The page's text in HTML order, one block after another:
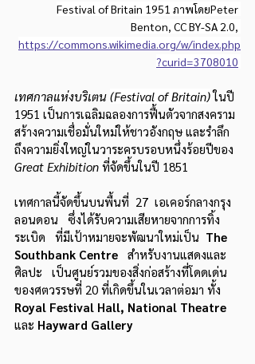
Festival of Britain 1951 ภาพโดยPeter
Benton, CC BY-SA 2.0,
https://commons.wikimedia.org/w/index.php
?curid=3708010
เทศกาลแห่งบริเตน (Festival of Britain) ในปี
1951 เป็นการเฉลิมฉลองการฟื้นตัวจากสงคราม
สร้างความเชื่อมั่นใหม่ให้ชาวอังกฤษ และรำลึก
ถึงความยิ่งใหญ่ในวาระครบรอบหนึ่งร้อยปีของ
Great Exhibition ที่จัดขึ้นในปี 1851
เทศกาลนี้จัดขึ้นบนพื้นที่  27  เอเคอร์กลางกรุง
ลอนดอน   ซึ่งได้รับความเสียหายจากการทิ้ง
ระเบิด   ที่มีเป้าหมายจะพัฒนาใหม่เป็น The
Southbank Centre
สำหรับงานแสดงและ
ศิลปะ   เป็นศูนย์รวมของสิ่งก่อสร้างที่โดดเด่น
ของศตวรรษที่ 20 ที่เกิดขึ้นในเวลาต่อมา ทั้ง
Royal Festival Hall, National Theatre
และ Hayward Gallery